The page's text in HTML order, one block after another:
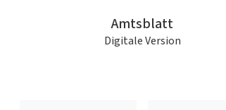
Amtsblatt
Digitale Version